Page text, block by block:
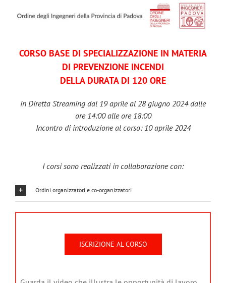
CORSO BASE DI SPECIALIZZAZIONE IN MATERIA
DI PREVENZIONE INCENDI
DELLA DURATA DI 120 ORE
in Diretta Streaming dal 19 aprile al 28 giugno 2024 dalle
ore 14:00 alle ore 18:00
Incontro di introduzione al corso: 10 aprile 2024
I corsi sono realizzati in collaborazione con:
Ordini organizzatori e co-organizzatori
ISCRIZIONE AL CORSO